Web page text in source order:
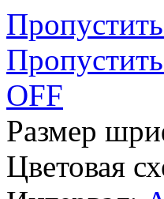
OFF
Размер
Цветовая